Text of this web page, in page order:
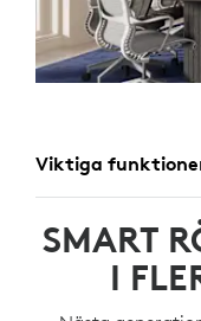
Viktiga
SMART
I